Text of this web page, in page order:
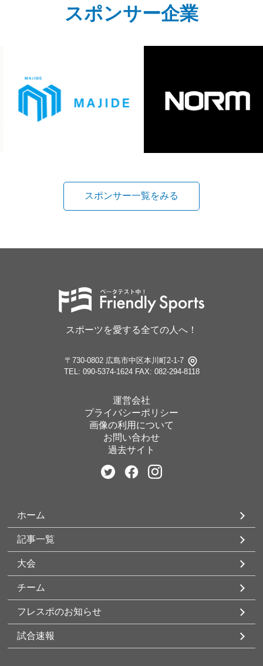
スポンサー企業
スポンサー一覧をみる
スポーツを愛する全ての人へ！
〒730-0802 広島市中区本川町2-1-7
TEL: 090-5374-1624 FAX: 082-294-8118
運営会社
プライバシーポリシー
画像の利用について
お問い合わせ
過去サイト
ホーム
記事一覧
大会
チーム
フレスポのお知らせ
試合速報